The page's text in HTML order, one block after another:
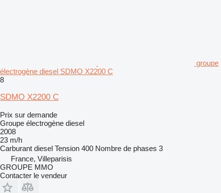
groupe
électrogène diesel SDMO X2200 C
8
SDMO X2200 C
Prix sur demande
Groupe électrogène diesel
2008
23 m/h
Carburant diesel Tension 400 Nombre de phases 3
France, Villeparisis
GROUPE MMO
Contacter le vendeur